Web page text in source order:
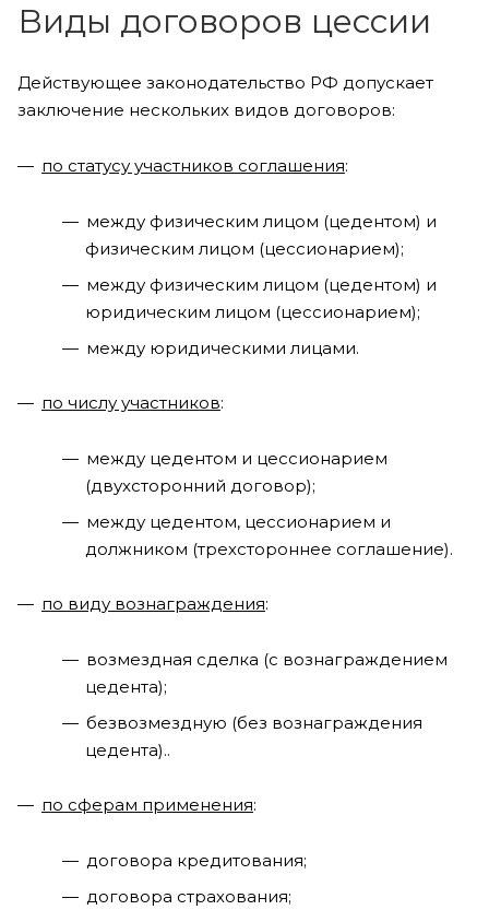
Виды договоров цессии
Действующее законодательство РФ допускает
заключение нескольких видов договоров:
по статусу участников соглашения:
между физическим лицом (цедентом) и
физическим лицом (цессионарием);
между физическим лицом (цедентом) и
юридическим лицом (цессионарием);
между юридическими лицами.
по числу участников:
между цедентом и цессионарием
(двухсторонний договор);
между цедентом, цессионарием и
должником (трехстороннее соглашение).
по виду вознаграждения:
возмездная сделка (с вознаграждением
цедента);
безвозмездную (без вознаграждения
цедента)..
по сферам применения:
договора кредитования;
договора страхования;